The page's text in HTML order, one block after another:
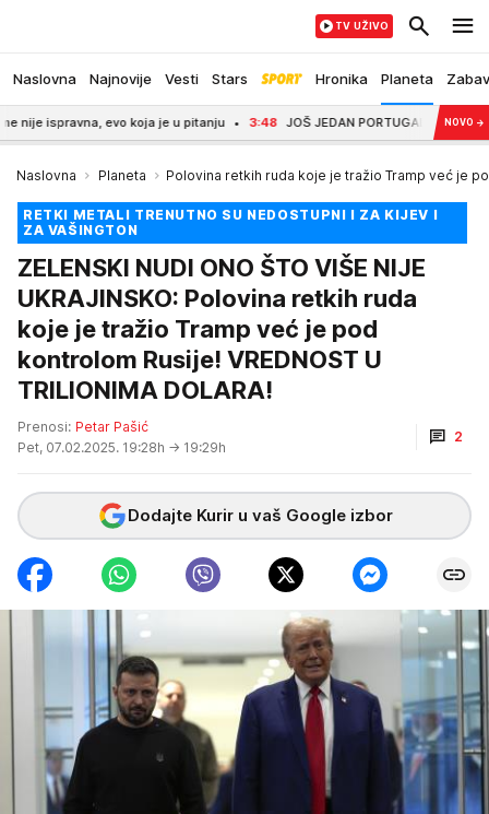
Naslovna Najnovije Vesti Stars Hronika Planeta
TV UŽIVO
evo koja je u pitanju 3:48 JOŠ JEDAN PORTUGALAC OTIŠAO UNOVO →
Naslovna Planeta Polovina retkih ruda koje je tražio Tramp već je
RETKI METALI TRENUTNO SU NEDOSTUPNI I ZA KIJEV I
ZA VAŠINGTON
ZELENSKI NUDI ONO ŠTO VIŠE NIJE
UKRAJINSKO: Polovina retkih ruda
koje je tražio Tramp već je pod
kontrolom Rusije! VREDNOST U
TRILIONIMA DOLARA!
Prenosi: Petar Pašić
Pet, 07.02.2025. 19:28h → 19:29h
2
Dodajte Kurir u vaš Google izbor